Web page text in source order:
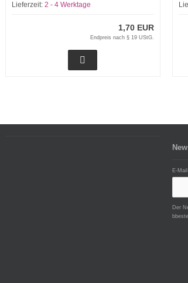
Lieferzeit: 2 - 4 Werktage
1,70 EUR
Endpreis nach § 19 UStG.
E-
Der